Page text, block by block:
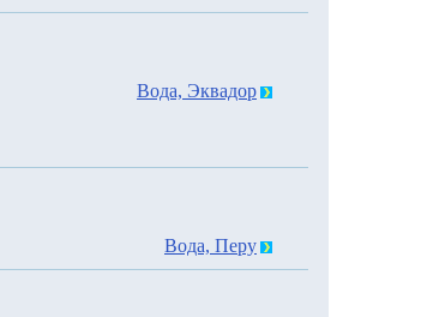
Вода, Эквадор
Вода, Перу